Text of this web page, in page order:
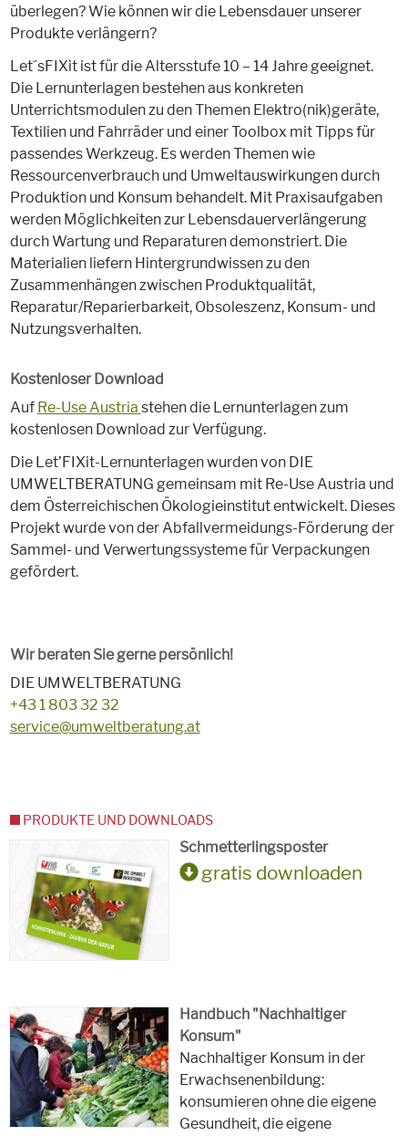
überlegen? Wie können wir die Lebensdauer unserer
Produkte verlängern?
Let´sFIXit ist für die Altersstufe 10 – 14 Jahre geeignet.
Die Lernunterlagen bestehen aus konkreten
Unterrichtsmodulen zu den Themen Elektro(nik)geräte,
Textilien und Fahrräder und einer Toolbox mit Tipps für
passendes Werkzeug. Es werden Themen wie
Ressourcenverbrauch und Umweltauswirkungen durch
Produktion und Konsum behandelt. Mit Praxisaufgaben
werden Möglichkeiten zur Lebensdauerverlängerung
durch Wartung und Reparaturen demonstriert. Die
Materialien liefern Hintergrundwissen zu den
Zusammenhängen zwischen Produktqualität,
Reparatur/Reparierbarkeit, Obsoleszenz, Konsum- und
Nutzungsverhalten.
Kostenloser Download
Auf Re-Use Austria stehen die Lernunterlagen zum
kostenlosen Download zur Verfügung.
Die Let’FIXit-Lernunterlagen wurden von DIE
UMWELTBERATUNG gemeinsam mit Re-Use Austria und
dem Österreichischen Ökologieinstitut entwickelt. Dieses
Projekt wurde von der Abfallvermeidungs-Förderung der
Sammel- und Verwertungssysteme für Verpackungen
gefördert.
Wir beraten Sie gerne persönlich!
DIE UMWELTBERATUNG
+43 1 803 32 32
service@umweltberatung.at
PRODUKTE UND DOWNLOADS
Schmetterlingsposter
gratis downloaden
Handbuch "Nachhaltiger
Konsum"
Nachhaltiger Konsum in der
Erwachsenenbildung:
konsumieren ohne die eigene
Gesundheit, die eigene